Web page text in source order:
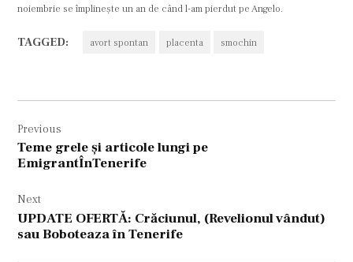
noiembrie se împlinește un an de când l-am pierdut pe Angelo.
TAGGED: avort spontan placenta smochin
în
articole
Previous
Teme grele și articole lungi pe
EmigrantÎnTenerife
Next
UPDATE OFERTĂ: Crăciunul, (Revelionul vândut)
sau Boboteaza în Tenerife